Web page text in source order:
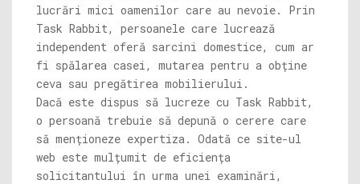
lucrări mici oamenilor care au nevoie. Prin
Task Rabbit, persoanele care lucrează
independent oferă sarcini domestice, cum ar
fi spălarea casei, mutarea pentru a obține
ceva sau pregătirea mobilierului.
Dacă este dispus să lucreze cu Task Rabbit,
o persoană trebuie să depună o cerere care
să menționeze expertiza. Odată ce site-ul
web este mulțumit de eficiența
solicitantului în urma unei examinări,